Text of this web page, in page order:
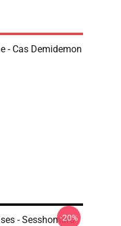
- Cas Demidemon
- Sesshomaru
-20%